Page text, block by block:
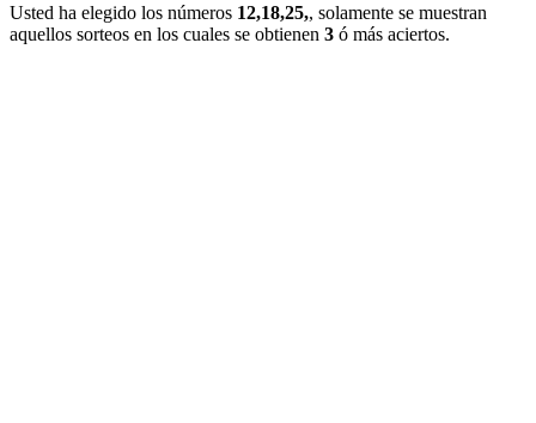
Usted ha elegido los números 12,18,25,, solamente se muestran
aquellos sorteos en los cuales se obtienen 3 ó más aciertos.